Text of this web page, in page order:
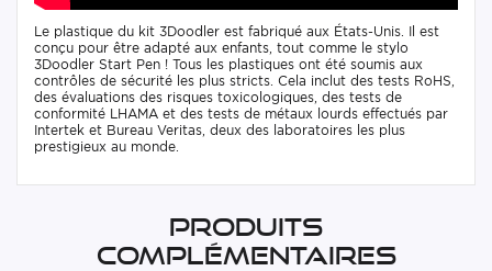
Le plastique du kit 3Doodler est fabriqué aux États-Unis. Il est
conçu pour être adapté aux enfants, tout comme le stylo
3Doodler Start Pen ! Tous les plastiques ont été soumis aux
contrôles de sécurité les plus stricts. Cela inclut des tests RoHS,
des évaluations des risques toxicologiques, des tests de
conformité LHAMA et des tests de métaux lourds effectués par
Intertek et Bureau Veritas, deux des laboratoires les plus
prestigieux au monde.
Produits
complémentaires